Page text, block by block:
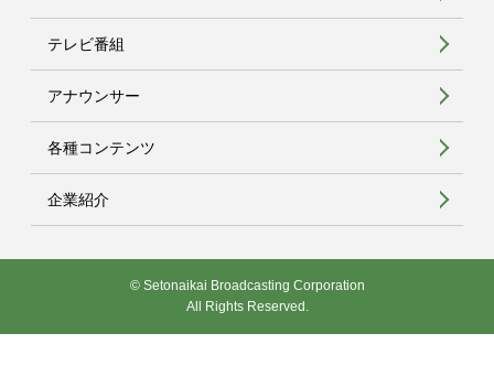
テレビ番組
アナウンサー
各種コンテンツ
企業紹介
© Setonaikai Broadcasting Corporation
All Rights Reserved.